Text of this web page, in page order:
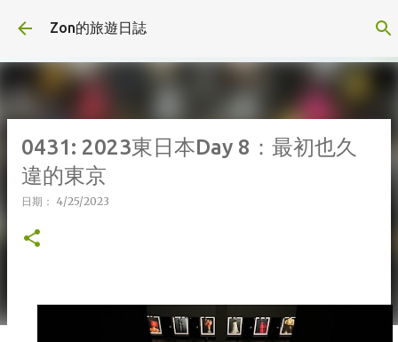
Zon的旅遊日誌
0431: 2023東日本Day 8：最初也久
違的東京
日期： 4/25/2023